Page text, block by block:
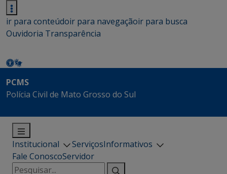
ir para conteúdoir para navegaçãoir para busca
Ouvidoria Transparência
PCMS
Polícia Civil de Mato Grosso do Sul
Institucional ServiçosInformativos
Fale ConoscoServidor
Pesquisar